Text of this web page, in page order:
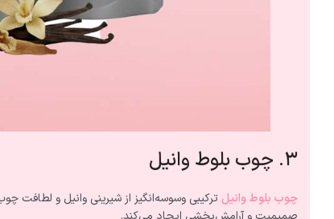
۳. چوب بلوط وانیل
چوب بلوط وانیل ترکیبی وسوسه‌انگیز از شیرینی وانیل و